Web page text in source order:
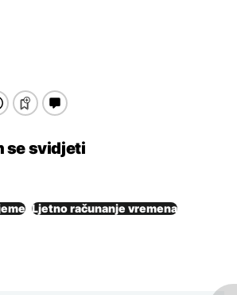
se svidjeti
Ljetno računanje vremena